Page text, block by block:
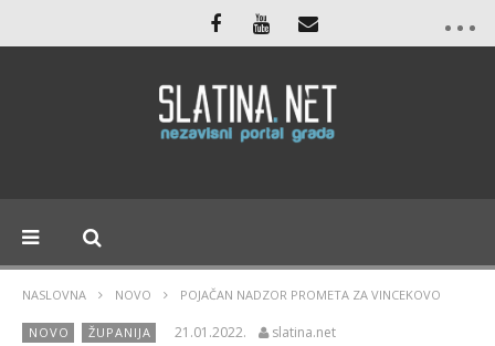
NASLOVNA NOVO POJAČAN NADZOR PROMETA ZA VINCEKOVO
NOVO ŽUPANIJA 21.01.2022. slatina.net